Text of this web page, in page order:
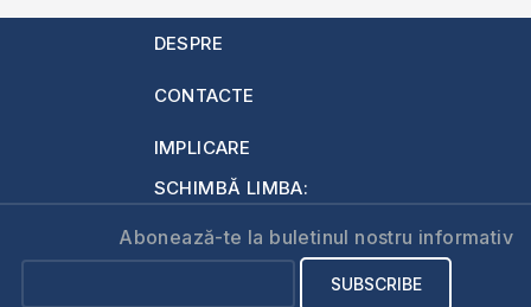
DESPRE
CONTACTE
IMPLICARE
SCHIMBĂ LIMBA:
Abonează-te la buletinul nostru informativ